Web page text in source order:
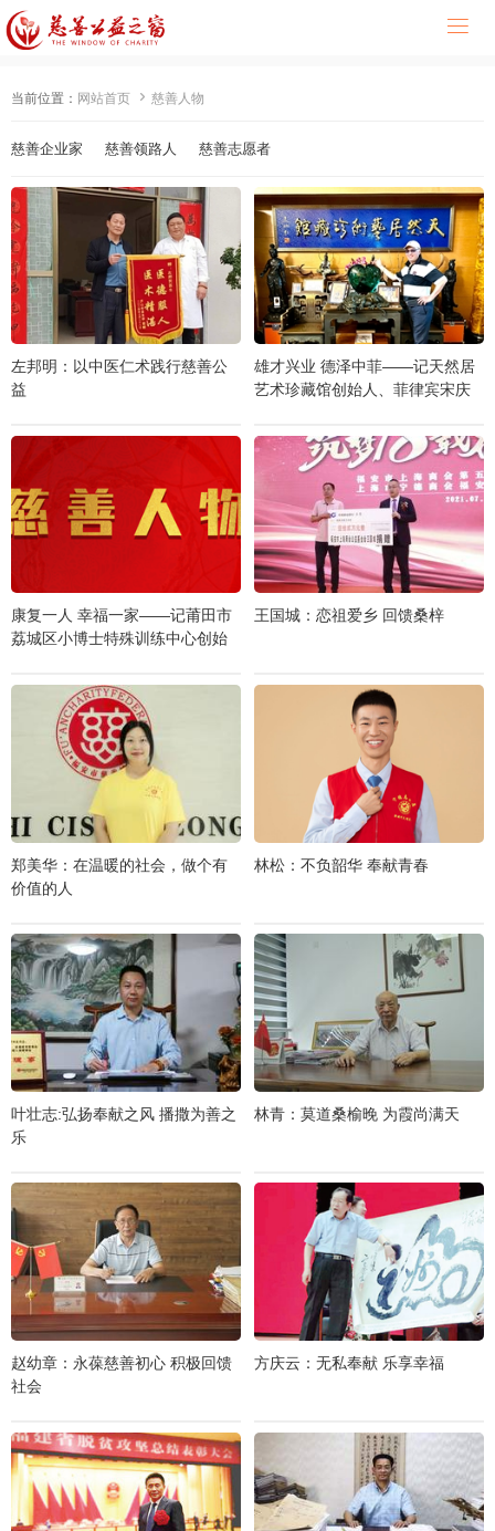

当前位置： 网站首页  慈善人物
慈善企业家 慈善领路人 慈善志愿者
左邦明：以中医仁术践行慈善公
益
雄才兴业 德泽中菲——记天然居
艺术珍藏馆创始人、菲律宾宋庆
康复一人 幸福一家——记莆田市
荔城区小博士特殊训练中心创始
王国城：恋祖爱乡 回馈桑梓
郑美华：在温暖的社会，做个有
价值的人
林松：不负韶华 奉献青春
叶壮志:弘扬奉献之风 播撒为善之
乐
林青：莫道桑榆晚 为霞尚满天
赵幼章：永葆慈善初心 积极回馈
社会
方庆云：无私奉献 乐享幸福